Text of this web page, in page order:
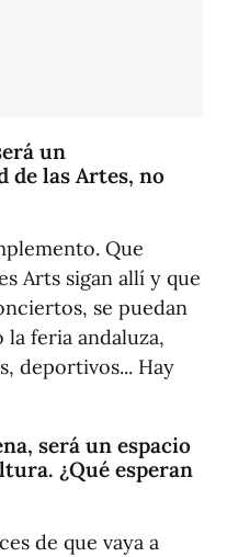
un
de las Artes, no
Que
Arts sigan allí y que
se puedan
feria andaluza,
deportivos... Hay
será un espacio
¿Qué esperan
de que vaya a